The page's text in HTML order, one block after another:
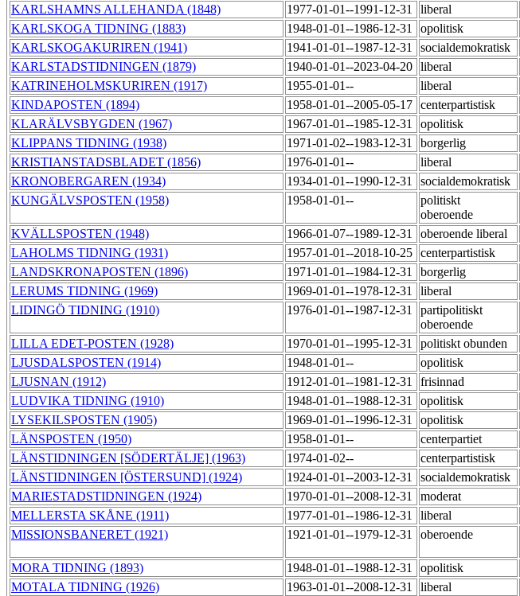
KARLSHAMNS ALLEHANDA (1848) 1977-01-01--1991-12-31 liberal
KARLSKOGA TIDNING (1883) 1948-01-01--1986-12-31 opolitisk
KARLSKOGAKURIREN (1941) 1941-01-01--1987-12-31 socialdemokratisk
KARLSTADSTIDNINGEN (1879) 1940-01-01--2023-04-20 liberal
KATRINEHOLMSKURIREN (1917) 1955-01-01-- liberal
KINDAPOSTEN (1894) 1958-01-01--2005-05-17 centerpartistisk
KLARÄLVSBYGDEN (1967) 1967-01-01--1985-12-31 opolitisk
KLIPPANS TIDNING (1938) 1971-01-02--1983-12-31 borgerlig
KRISTIANSTADSBLADET (1856) 1976-01-01-- liberal
KRONOBERGAREN (1934) 1934-01-01--1990-12-31 socialdemokratisk
KUNGÄLVSPOSTEN (1958) 1958-01-01--
politiskt
oberoende
KVÄLLSPOSTEN (1948) 1966-01-07--1989-12-31 oberoende liberal
LAHOLMS TIDNING (1931) 1957-01-01--2018-10-25 centerpartistisk
LANDSKRONAPOSTEN (1896) 1971-01-01--1984-12-31 borgerlig
LERUMS TIDNING (1969) 1969-01-01--1978-12-31 liberal
LIDINGÖ TIDNING (1910) 1976-01-01--1987-12-31
partipolitiskt
oberoende
LILLA EDET-POSTEN (1928) 1970-01-01--1995-12-31 politiskt obunden
LJUSDALSPOSTEN (1914) 1948-01-01-- opolitisk
LJUSNAN (1912) 1912-01-01--1981-12-31 frisinnad
LUDVIKA TIDNING (1910) 1948-01-01--1988-12-31 opolitisk
LYSEKILSPOSTEN (1905) 1969-01-01--1996-12-31 opolitisk
LÄNSPOSTEN (1950) 1958-01-01-- centerpartiet
LÄNSTIDNINGEN [SÖDERTÄLJE] (1963) 1974-01-02-- centerpartistisk
LÄNSTIDNINGEN [ÖSTERSUND] (1924) 1924-01-01--2003-12-31 socialdemokratisk
MARIESTADSTIDNINGEN (1924) 1970-01-01--2008-12-31 moderat
MELLERSTA SKÅNE (1911) 1977-01-01--1986-12-31 liberal
MISSIONSBANERET (1921) 1921-01-01--1979-12-31 oberoende
MORA TIDNING (1893) 1948-01-01--1988-12-31 opolitisk
MOTALA TIDNING (1926) 1963-01-01--2008-12-31 liberal